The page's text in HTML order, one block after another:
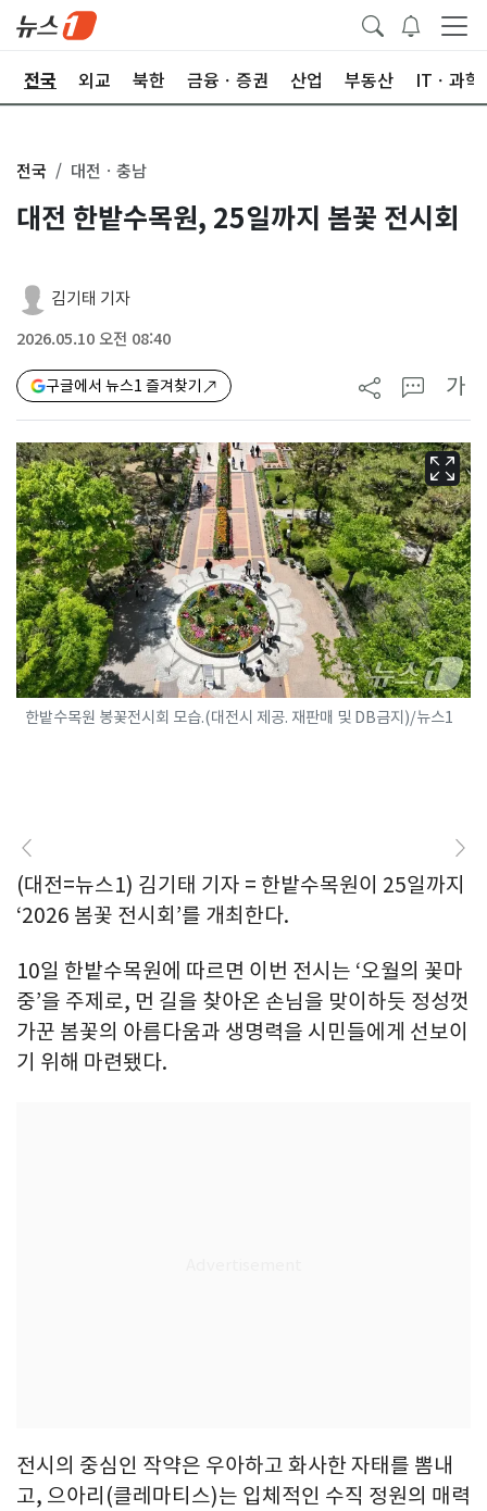
전국 외교 북한 금융ㆍ증권 산업 부동산 ITㆍ과학
전국 대전ㆍ충남
대전 한밭수목원, 25일까지 봄꽃 전시회
김기태 기자
2026.05.10 오전 08:40
구글에서 뉴스1 즐겨찾기 가
한밭수목원 봉꽃전시회 모습.(대전시 제공. 재판매 및 DB금지)/뉴스1
(대전=뉴스1) 김기태 기자 = 한밭수목원이 25일까지
‘2026 봄꽃 전시회’를 개최한다.
10일 한밭수목원에 따르면 이번 전시는 ‘오월의 꽃마
중’을 주제로, 먼 길을 찾아온 손님을 맞이하듯 정성껏
가꾼 봄꽃의 아름다움과 생명력을 시민들에게 선보이
기 위해 마련됐다.
전시의 중심인 작약은 우아하고 화사한 자태를 뽐내
고, 으아리(클레마티스)는 입체적인 수직 정원의 매력